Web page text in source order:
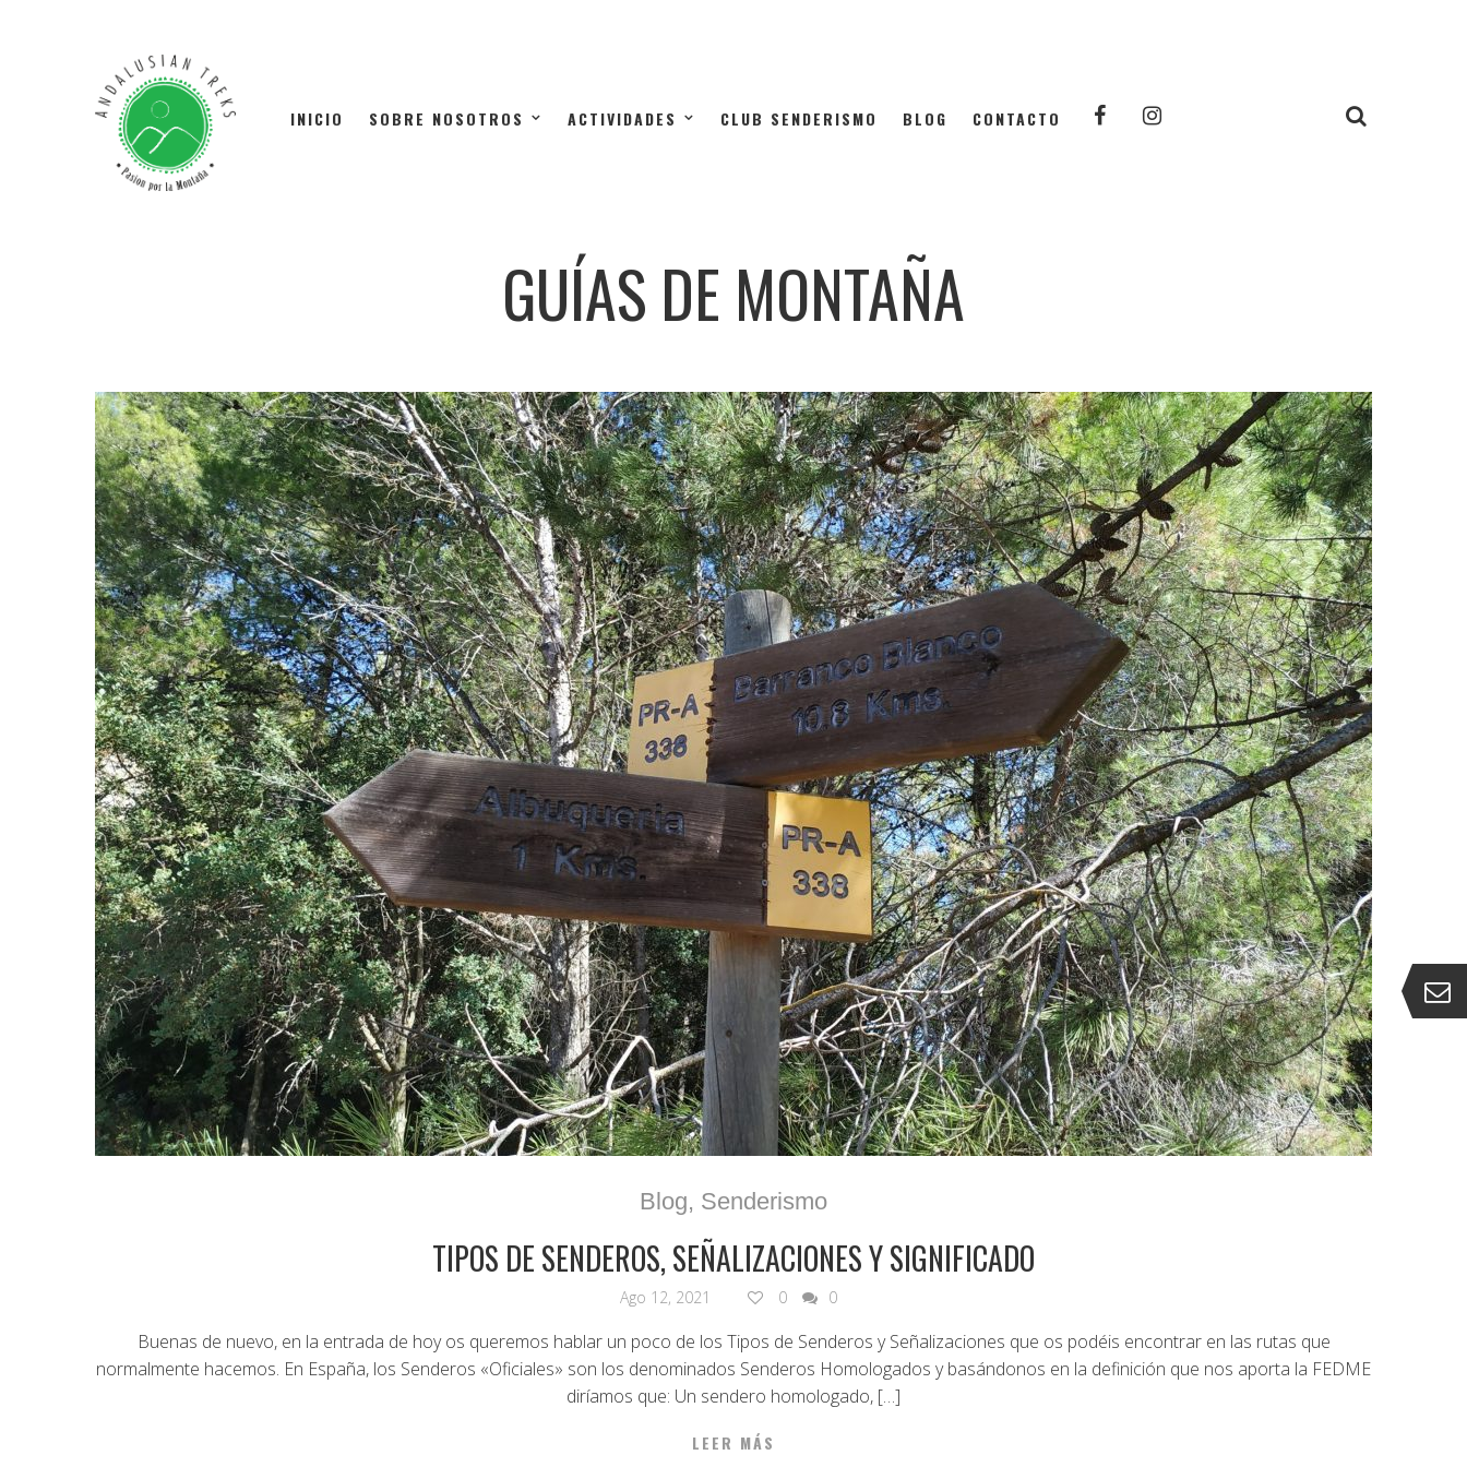
INICIO SOBRE NOSOTROS ACTIVIDADES CLUB SENDERISMO BLOG CONTACTO
GUÍAS DE MONTAÑA
Blog, Senderismo
TIPOS DE SENDEROS, SEÑALIZACIONES Y SIGNIFICADO
Ago 12, 2021 0 0
Buenas de nuevo, en la entrada de hoy os queremos hablar un poco de los Tipos de Senderos y Señalizaciones que os podéis encontrar en las rutas que
normalmente hacemos. En España, los Senderos «Oficiales» son los denominados Senderos Homologados y basándonos en la definición que nos aporta la FEDME
diríamos que: Un sendero homologado, […]
LEER MÁS